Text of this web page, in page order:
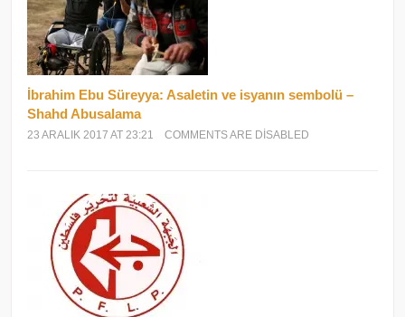
İbrahim Ebu Süreyya: Asaletin ve isyanın sembolü –
Shahd Abusalama
23 ARALIK 2017 AT 23:21 COMMENTS ARE DISABLED